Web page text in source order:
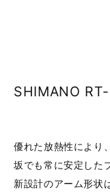
SHIMANO
優れた放熱性により
坂でも常に安定した
新設計のアーム形状